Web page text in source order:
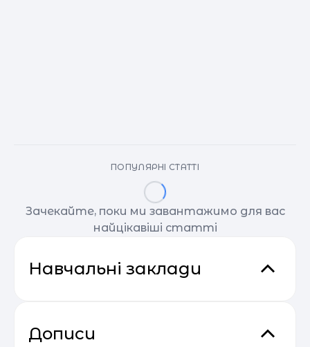
ПОПУЛЯРНІ СТАТТІ
Зачекайте, поки ми завантажимо для вас
найцікавіші статті
Навчальні заклади
Дописи